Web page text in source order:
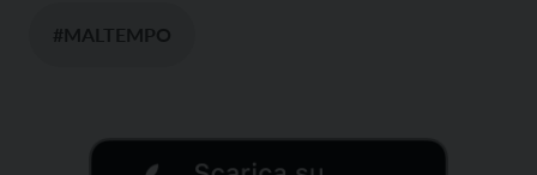
#MALTEMPO